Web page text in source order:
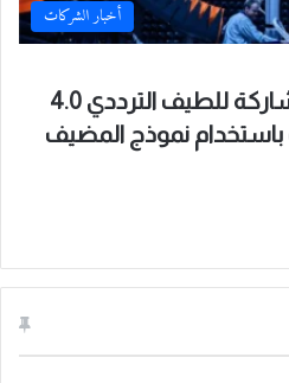
أخبار الشركات
نوكيا تنفذ أول عملية مشاركة للطيف الترددي 4.0
نموذج المضيف